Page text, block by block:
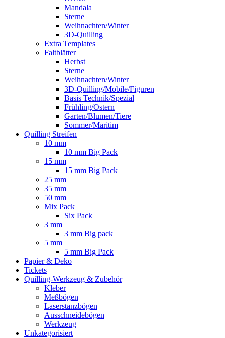
Mandala
Sterne
Weihnachten/Winter
3D-Quilling
Extra Templates
Faltblätter
Herbst
Sterne
Weihnachten/Winter
3D-Quilling/Mobile/Figuren
Basis Technik/Spezial
Frühling/Ostern
Garten/Blumen/Tiere
Sommer/Maritim
Quilling Streifen
10 mm
10 mm Big Pack
15 mm
15 mm Big Pack
25 mm
35 mm
50 mm
Mix Pack
Six Pack
3 mm
3 mm Big pack
5 mm
5 mm Big Pack
Papier & Deko
Tickets
Quilling-Werkzeug & Zubehör
Kleber
Meßbögen
Laserstanzbögen
Ausschneidebögen
Werkzeug
Unkategorisiert